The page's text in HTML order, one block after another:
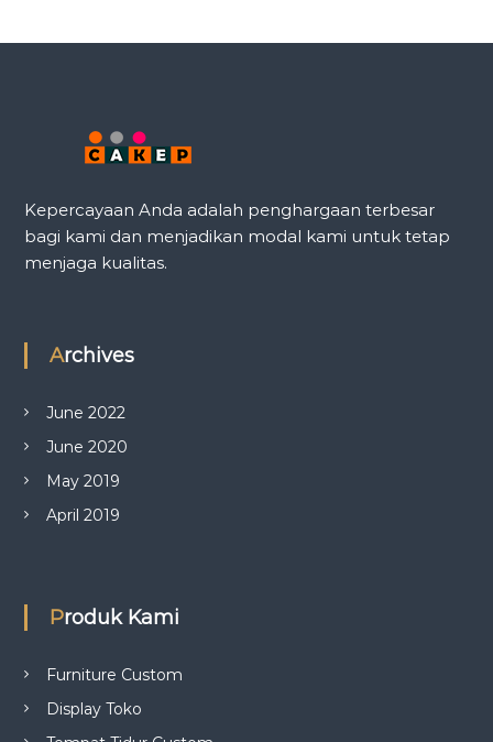
Kepercayaan Anda adalah penghargaan terbesar
bagi kami dan menjadikan modal kami untuk tetap
menjaga kualitas.
Archives
June 2022
June 2020
May 2019
April 2019
Produk Kami
Furniture Custom
Display Toko